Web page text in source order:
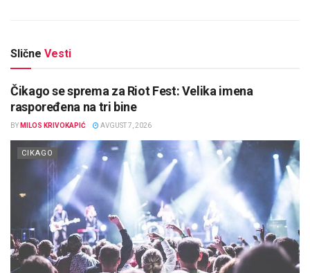
Slične Vesti
Čikago se sprema za Riot Fest: Velika imena
raspoređena na tri bine
BY MILOS KRIVOKAPIĆ AVGUST 7, 2026
CIKAGO